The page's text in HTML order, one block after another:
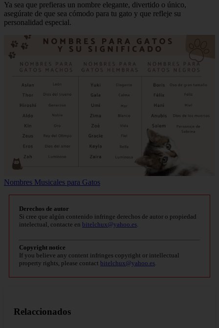
Ya sea que prefieras un nombre elegante, divertido o único,
asegúrate de que sea cómodo para tu gato y que refleje su
personalidad especial.
Nombres Musicales para Gatos
Derechos de autor
Si cree que algún contenido infringe derechos de autor o propiedad
intelectual, contacte en bitelchux@yahoo.es.
Copyright notice
If you believe any content infringes copyright or intellectual
property rights, please contact bitelchux@yahoo.es.
Relaccionados